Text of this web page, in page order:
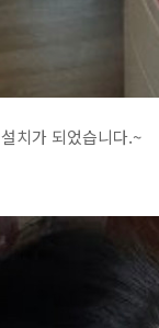
치가 되었습니다.~